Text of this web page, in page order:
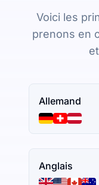
Voici les
prenons en
Allemand
Anglais